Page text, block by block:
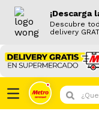
¡Descarga
Descubre
delivery
¿Que